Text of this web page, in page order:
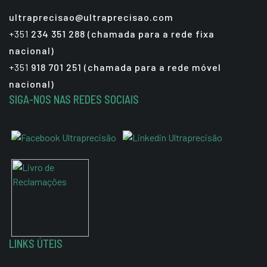
ultraprecisao@ultraprecisao.com
+351 234 351 288 (chamada para a rede fixa
nacional)
+351 918 701 251 (chamada para a rede móvel
nacional)
SIGA-NOS NAS REDES SOCIAIS
LINKS ÚTEIS